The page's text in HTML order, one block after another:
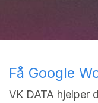
Få Google
VK DATA hjelper